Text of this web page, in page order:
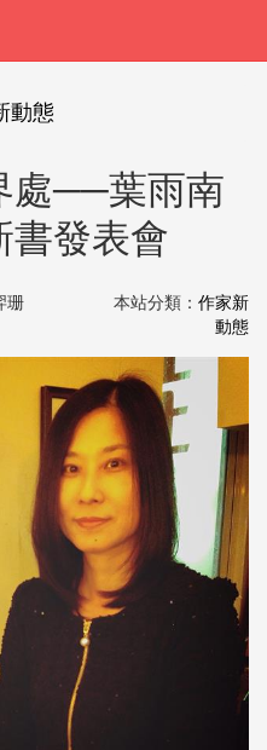
動態
處──葉雨南
書發表會
珊 本站分類： 作家新
動態